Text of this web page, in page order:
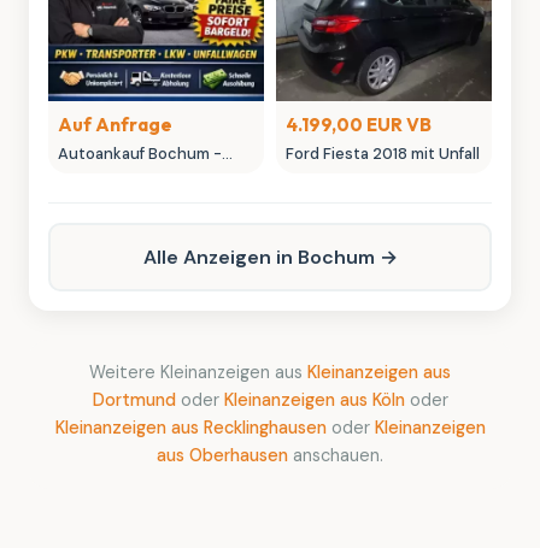
Auf Anfrage
Autoankauf Bochum -
4.199,00 EUR VB
Ford Fiesta 2018 mit Unfall
Alle Anzeigen in Bochum →
Weitere Kleinanzeigen aus Kleinanzeigen aus
Dortmund oder Kleinanzeigen aus Kölnoder
Kleinanzeigen aus Recklinghausenoder Kleinanzeigen
aus Oberhausen anschauen.